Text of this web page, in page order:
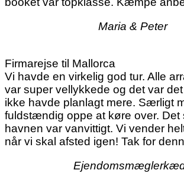
Maria & Peter
Firmarejse til Mallorca
Vi havde en virkelig god tur. Alle
var super vellykkede og det var
ikke havde planlagt mere. Særligt
fuldstændig oppe at køre over. Det
havnen var vanvittigt. Vi vender
når vi skal afsted igen! Tak for